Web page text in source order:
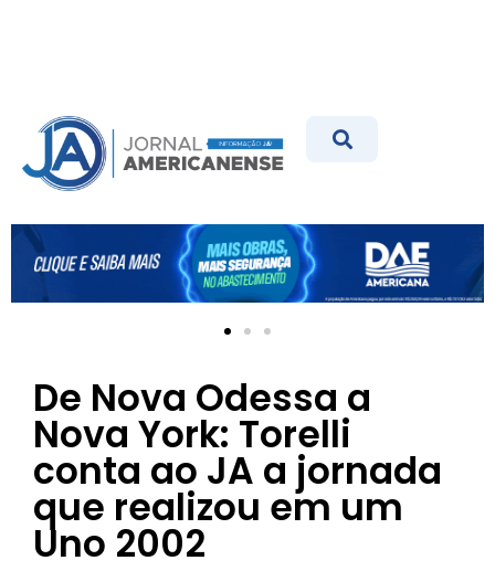
De Nova Odessa a
Nova York: Torelli
conta ao JA a jornada
que realizou em um
Uno 2002